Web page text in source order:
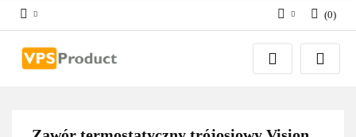
Zaloguj się
Zarejestruj się
(0)